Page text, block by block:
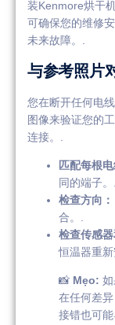
装Kenmore烘干
可确保您的维修
未来故障。.
与参考照片
您在断开任何电
图像来验证您的
连接。.
匹配每根电
同的端子。.
检查方向：
合。.
检查传感器
恒温器重
📸 Mẹo:
在任何差
接错也可